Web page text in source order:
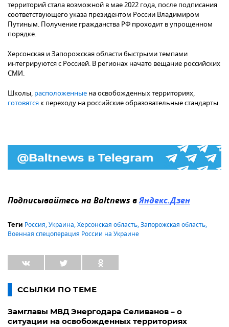
территорий стала возможной в мае 2022 года, после подписания
соответствующего указа президентом России Владимиром
Путиным. Получение гражданства РФ проходит в упрощенном
порядке.
Херсонская и Запорожская области быстрыми темпами
интегрируются с Россией. В регионах начато вещание российских
СМИ.
Школы, расположенные на освобожденных территориях,
готовятся к переходу на российские образовательные стандарты.
Подписывайтесь на Baltnews вЯндекс.Дзен
Теги Россия,Украина,Херсонская область,Запорожская область,
Военная спецоперация России на Украине
ССЫЛКИ ПО ТЕМЕ
Замглавы МВД Энергодара Селиванов – о
ситуации на освобожденных территориях